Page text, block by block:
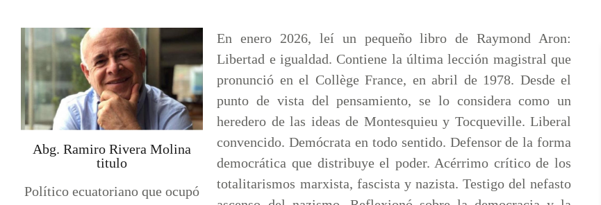
Abg. Ramiro Rivera Molina
titulo
Político ecuatoriano que ocupó
En enero 2026, leí un pequeño libro de Raymond Aron:
Libertad e igualdad. Contiene la última lección magistral que
pronunció en el Collège France, en abril de 1978. Desde el
punto de vista del pensamiento, se lo considera como un
heredero de las ideas de Montesquieu y Tocqueville. Liberal
convencido. Demócrata en todo sentido. Defensor de la forma
democrática que distribuye el poder. Acérrimo crítico de los
totalitarismos marxista, fascista y nazista. Testigo del nefasto